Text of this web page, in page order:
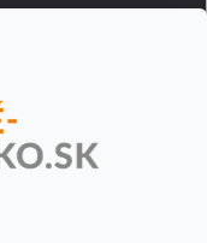
osobných
za účelom